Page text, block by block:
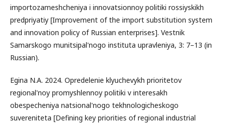
importozameshcheniya i innovatsionnoy politiki rossiyskikh
predpriyatiy [Improvement of the import substitution system
and innovation policy of Russian enterprises]. Vestnik
Samarskogo munitsipal'nogo instituta upravleniya, 3: 7–13 (in
Russian).
Egina N.A. 2024. Opredelenie klyuchevykh prioritetov
regional'noy promyshlennoy politiki v interesakh
obespecheniya natsional'nogo tekhnologicheskogo
suvereniteta [Defining key priorities of regional industrial